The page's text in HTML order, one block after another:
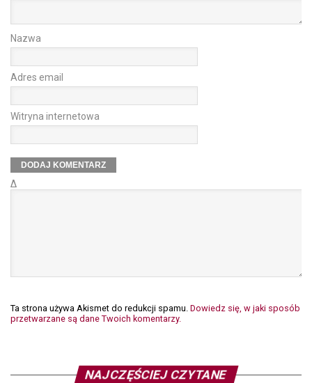
Nazwa
Adres email
Witryna internetowa
Δ
Ta strona używa Akismet do redukcji spamu. Dowiedz się, w jaki sposób
przetwarzane są dane Twoich komentarzy.
NAJCZĘŚCIEJ CZYTANE